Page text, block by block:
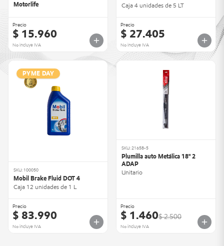
Motorlife
Precio
$ 15.960
No incluye IVA
Caja 4 unidades de 5 LT
Precio
$ 27.405
No incluye IVA
PYME DAY
SKU: 100050
Mobil Brake Fluid DOT 4
Caja 12 unidades de 1 L
Precio
$ 83.990
No incluye IVA
SKU: 21658-5
Plumilla auto Metálica 18" 2
ADAP
Unitario
Precio
$ 1.460$ 2.500
No incluye IVA